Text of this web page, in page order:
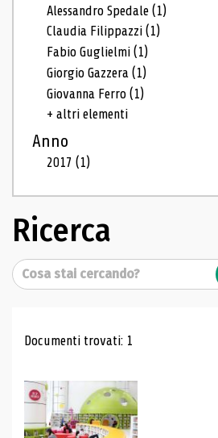
Alessandro Spedale(1)
Claudia Filippazzi(1)
Fabio Guglielmi(1)
Giorgio Gazzera(1)
Giovanna Ferro(1)
+ altri elementi
Anno
2017(1)
Ricerca
Cerca
Risultati di
Documenti trovati: 1